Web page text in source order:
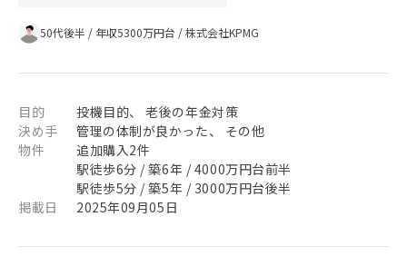
50代後半 / 年収5300万円台 /株式会社KPMG
目的
投機目的、 老後の年金対策
決め手
管理の体制が良かった、 その他
物件
追加購入2件
駅徒歩6分 / 築6年 / 4000万円台前半
駅徒歩5分 / 築5年 / 3000万円台後半
掲載日
2025年09月05日